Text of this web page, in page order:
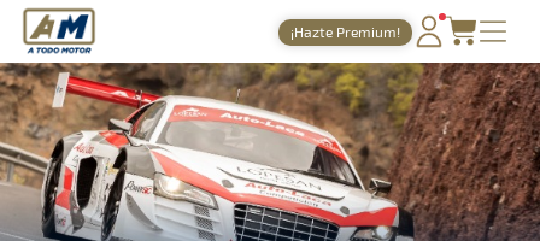
A Todo Motor · Revista del motor desde 1999
¡Hazte Premium!
PORTADA
TIEMPOS ONLINE
NOTICIAS
AGENDA
A Todo Motor » Noticias » Montaña